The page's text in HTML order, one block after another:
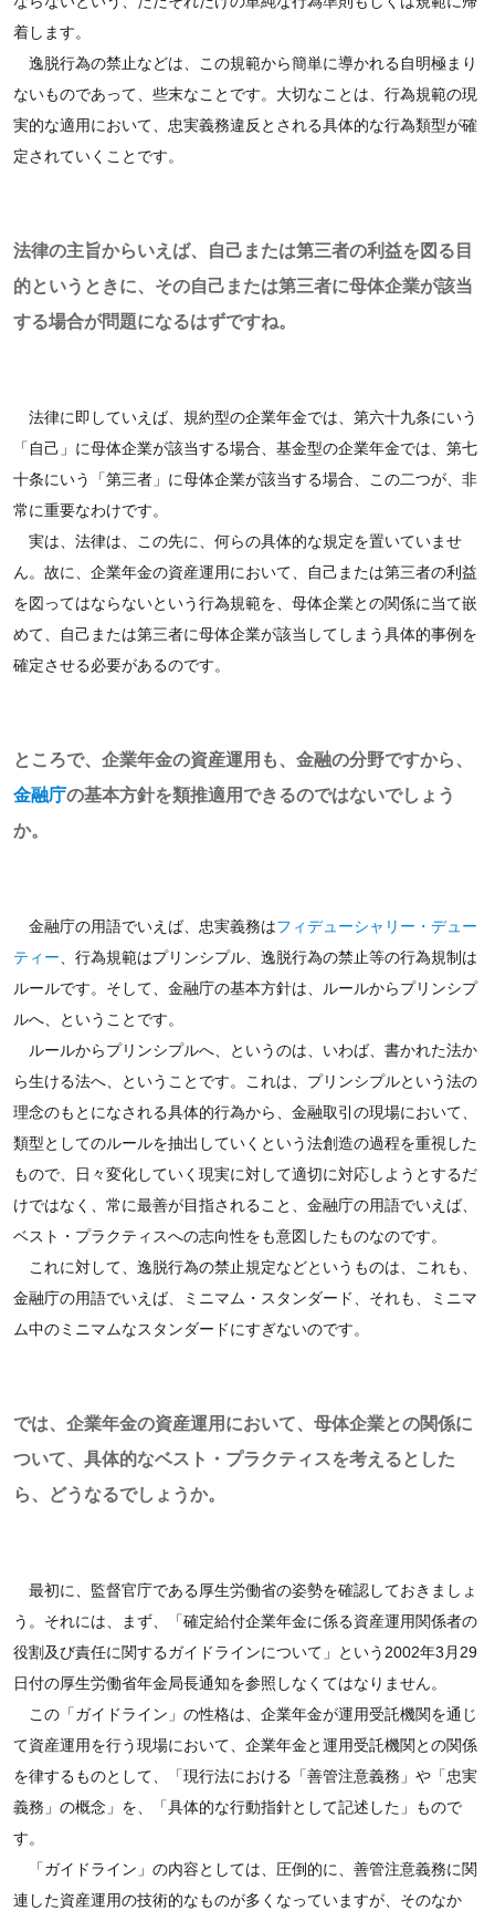
着します。
逸脱行為の禁止などは、この規範から簡単に導かれる自明極まり
ないものであって、些末なことです。大切なことは、行為規範の現
実的な適用において、忠実義務違反とされる具体的な行為類型が確
定されていくことです。
法律の主旨からいえば、自己または第三者の利益を図る目
的というときに、その自己または第三者に母体企業が該当
する場合が問題になるはずですね。
法律に即していえば、規約型の企業年金では、第六十九条にいう
「自己」に母体企業が該当する場合、基金型の企業年金では、第七
十条にいう「第三者」に母体企業が該当する場合、この二つが、非
常に重要なわけです。
実は、法律は、この先に、何らの具体的な規定を置いていませ
ん。故に、企業年金の資産運用において、自己または第三者の利益
を図ってはならないという行為規範を、母体企業との関係に当て嵌
めて、自己または第三者に母体企業が該当してしまう具体的事例を
確定させる必要があるのです。
ところで、企業年金の資産運用も、金融の分野ですから、
金融庁の基本方針を類推適用できるのではないでしょう
か。
金融庁の用語でいえば、忠実義務はフィデューシャリー・デュー
ティー、行為規範はプリンシプル、逸脱行為の禁止等の行為規制は
ルールです。そして、金融庁の基本方針は、ルールからプリンシプ
ルへ、ということです。
ルールからプリンシプルへ、というのは、いわば、書かれた法か
ら生ける法へ、ということです。これは、プリンシプルという法の
理念のもとになされる具体的行為から、金融取引の現場において、
類型としてのルールを抽出していくという法創造の過程を重視した
もので、日々変化していく現実に対して適切に対応しようとするだ
けではなく、常に最善が目指されること、金融庁の用語でいえば、
ベスト・プラクティスへの志向性をも意図したものなのです。
これに対して、逸脱行為の禁止規定などというものは、これも、
金融庁の用語でいえば、ミニマム・スタンダード、それも、ミニマ
ム中のミニマムなスタンダードにすぎないのです。
では、企業年金の資産運用において、母体企業との関係に
ついて、具体的なベスト・プラクティスを考えるとした
ら、どうなるでしょうか。
最初に、監督官庁である厚生労働省の姿勢を確認しておきましょ
う。それには、まず、「確定給付企業年金に係る資産運用関係者の
役割及び責任に関するガイドラインについて」という2002年3月29
日付の厚生労働省年金局長通知を参照しなくてはなりません。
この「ガイドライン」の性格は、企業年金が運用受託機関を通じ
て資産運用を行う現場において、企業年金と運用受託機関との関係
を律するものとして、「現行法における「善管注意義務」や「忠実
義務」の概念」を、「具体的な行動指針として記述した」もので
す。
「ガイドライン」の内容としては、圧倒的に、善管注意義務に関
連した資産運用の技術的なものが多くなっていますが、そのなか